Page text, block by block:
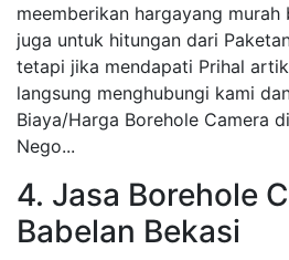
meemberikan hargayang murah
juga untuk hitungan dari
tetapi jika mendapati Prihal
langsung menghubungi kami
Biaya/Harga Borehole Camera
Nego...
4. Jasa Borehole
Babelan Bekasi